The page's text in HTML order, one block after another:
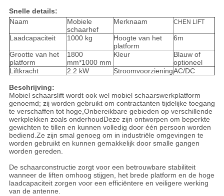
Snelle details:
Naam
Mobiele
schaarhef
Merknaam CHEN LIFT
Laadcapaciteit 1000 kg
Hoogte van het
platform
6m
Grootte van het
platform
1800
mm*1000 mm
Kleur
Blauw of
optioneel
Liftkracht
2.2 kW StroomvoorzieningAC/DC
Beschrijving:
Mobiel schaarslift wordt ook wel mobiel schaarswerkplatform
genoemd; zij worden gebruikt om contractanten tijdelijke toegang
te verschaffen tot hoge,Onbereikbare gebieden op verschillende
werkplekken zoals onderhoudDeze zijn ontworpen om beperkte
gewichten te tillen en kunnen volledig door één persoon worden
bediend.Ze zijn smal genoeg om in industriële omgevingen te
worden gebruikt en kunnen gemakkelijk door smalle gangen
worden gereden.
De schaarconstructie zorgt voor een betrouwbare stabiliteit
wanneer de liften omhoog stijgen, het brede platform en de hoge
laadcapaciteit zorgen voor een efficiëntere en veiligere werking
van de antenne.